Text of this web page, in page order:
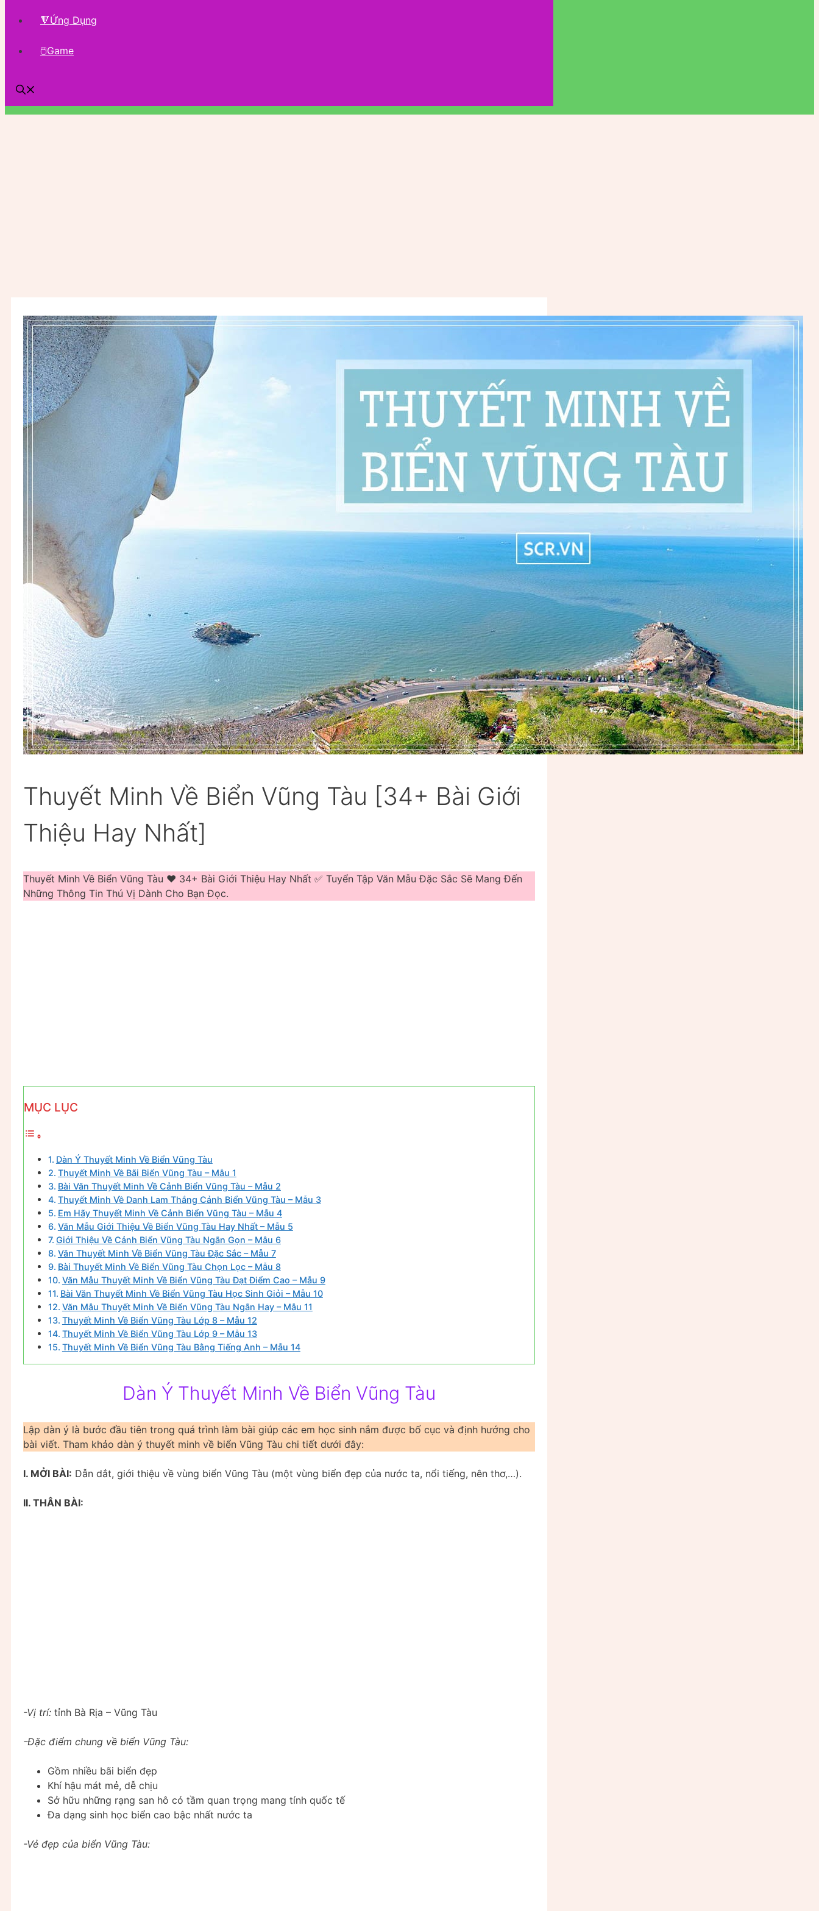
🔻Ứng Dụng
🖱Game
Thuyết Minh Về Biển Vũng Tàu [34+ Bài Giới
Thiệu Hay Nhất]
Thuyết Minh Về Biển Vũng Tàu ❤️️ 34+ Bài Giới Thiệu Hay Nhất ✅ Tuyển Tập Văn Mẫu Đặc Sắc Sẽ Mang Đến
Những Thông Tin Thú Vị Dành Cho Bạn Đọc.
MỤC LỤC
Dàn Ý Thuyết Minh Về Biển Vũng Tàu
Thuyết Minh Về Bãi Biển Vũng Tàu – Mẫu 1
Bài Văn Thuyết Minh Về Cảnh Biển Vũng Tàu – Mẫu 2
Thuyết Minh Về Danh Lam Thắng Cảnh Biển Vũng Tàu – Mẫu 3
Em Hãy Thuyết Minh Về Cảnh Biển Vũng Tàu – Mẫu 4
Văn Mẫu Giới Thiệu Về Biển Vũng Tàu Hay Nhất – Mẫu 5
Giới Thiệu Về Cảnh Biển Vũng Tàu Ngắn Gọn – Mẫu 6
Văn Thuyết Minh Về Biển Vũng Tàu Đặc Sắc – Mẫu 7
Bài Thuyết Minh Về Biển Vũng Tàu Chọn Lọc – Mẫu 8
Văn Mẫu Thuyết Minh Về Biển Vũng Tàu Đạt Điểm Cao – Mẫu 9
Bài Văn Thuyết Minh Về Biển Vũng Tàu Học Sinh Giỏi – Mẫu 10
Văn Mẫu Thuyết Minh Về Biển Vũng Tàu Ngắn Hay – Mẫu 11
Thuyết Minh Về Biển Vũng Tàu Lớp 8 – Mẫu 12
Thuyết Minh Về Biển Vũng Tàu Lớp 9 – Mẫu 13
Thuyết Minh Về Biển Vũng Tàu Bằng Tiếng Anh – Mẫu 14
Dàn Ý Thuyết Minh Về Biển Vũng Tàu
Lập dàn ý là bước đầu tiên trong quá trình làm bài giúp các em học sinh nắm được bố cục và định hướng cho
bài viết. Tham khảo dàn ý thuyết minh về biển Vũng Tàu chi tiết dưới đây:
I. MỞI BÀI: Dẫn dắt, giới thiệu về vùng biển Vũng Tàu (một vùng biển đẹp của nước ta, nổi tiếng, nên thơ,…).
II. THÂN BÀI:
-Vị trí: tỉnh Bà Rịa – Vũng Tàu
-Đặc điểm chung về biển Vũng Tàu:
Gồm nhiều bãi biển đẹp
Khí hậu mát mẻ, dễ chịu
Sở hữu những rạng san hô có tầm quan trọng mang tính quốc tế
Đa dạng sinh học biển cao bậc nhất nước ta
-Vẻ đẹp của biển Vũng Tàu: